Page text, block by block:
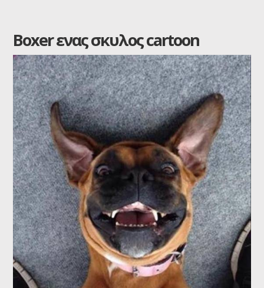
Boxer ενας σκυλος cartoon